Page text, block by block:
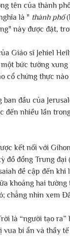
tên của thành
là " thành phố
này được đặt,
Giáo sĩ Jehiel
bức tường
cổ chứng thực
đầu của
đến nhiều lần
kết nối với
đồ đồng Trung
đề cập đến
khoảng hai
chẳng nhìn xem
là “người tạo
bí ẩn và thầy